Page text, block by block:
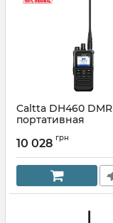
Caltta DH460 DMR
портативная
Артикул: DH460UHF
10 028 грн